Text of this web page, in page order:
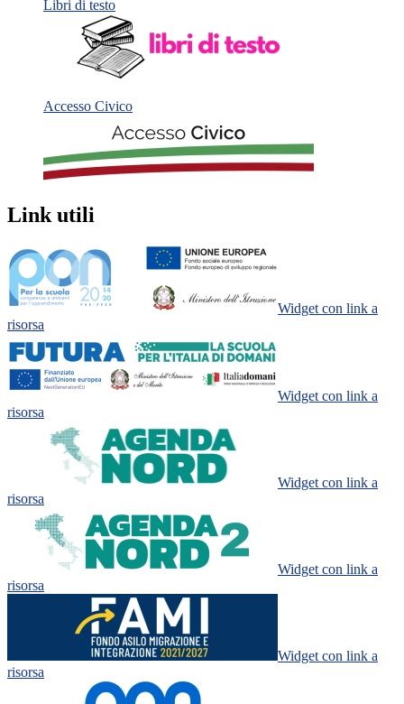
Libri di testo
Accesso Civico
Link utili
Widget con link a
risorsa
Widget con link a
risorsa
Widget con link a
risorsa
Widget con link a
risorsa
Widget con link a
risorsa